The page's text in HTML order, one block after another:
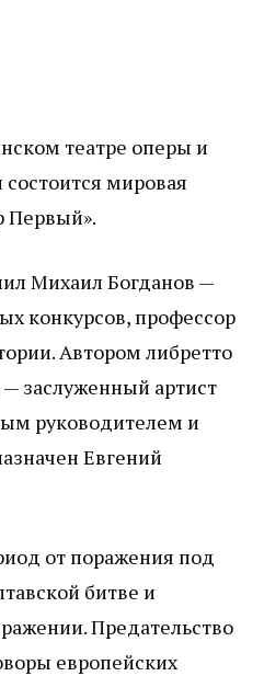
театре оперы и
мировая
Первый».
Михаил Богданов —
конкурсов, профессор
Автором либретто
заслуженный артист
руководителем и
Евгений
от поражения под
битве и
Предательство
европейских